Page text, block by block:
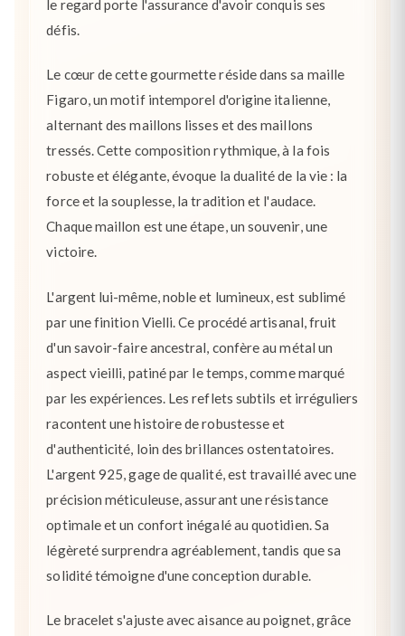
le regard porte l'assurance d'avoir conquis ses
défis.
Le cœur de cette gourmette réside dans sa maille
Figaro, un motif intemporel d'origine italienne,
alternant des maillons lisses et des maillons
tressés. Cette composition rythmique, à la fois
robuste et élégante, évoque la dualité de la vie : la
force et la souplesse, la tradition et l'audace.
Chaque maillon est une étape, un souvenir, une
victoire.
L'argent lui-même, noble et lumineux, est sublimé
par une finition Vielli. Ce procédé artisanal, fruit
d'un savoir-faire ancestral, confère au métal un
aspect vieilli, patiné par le temps, comme marqué
par les expériences. Les reflets subtils et irréguliers
racontent une histoire de robustesse et
d'authenticité, loin des brillances ostentatoires.
L'argent 925, gage de qualité, est travaillé avec une
précision méticuleuse, assurant une résistance
optimale et un confort inégalé au quotidien. Sa
légèreté surprendra agréablement, tandis que sa
solidité témoigne d'une conception durable.
Le bracelet s'ajuste avec aisance au poignet, grâce